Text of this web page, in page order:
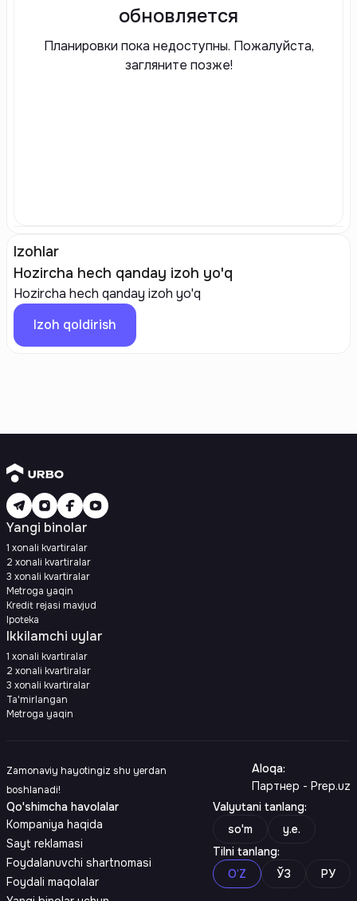
обновляется
Планировки пока недоступны. Пожалуйста,
загляните позже!
Izohlar
Hozircha hech qanday izoh yo'q
Hozircha hech qanday izoh yo'q
Izoh qoldirish
Yangi binolar
1 xonali kvartiralar
2 xonali kvartiralar
3 xonali kvartiralar
Metroga yaqin
Kredit rejasi mavjud
Ipoteka
Ikkilamchi uylar
1 xonali kvartiralar
2 xonali kvartiralar
3 xonali kvartiralar
Ta'mirlangan
Metroga yaqin
Zamonaviy hayotingiz shu yerdan
boshlanadi!
Aloqa:
Партнер - Prep.uz
Qo'shimcha havolalar
Kompaniya haqida
Sayt reklamasi
Foydalanuvchi shartnomasi
Foydali maqolalar
Valyutani tanlang:
so'm
y.e.
Tilni tanlang:
O‘Z
ЎЗ РУ